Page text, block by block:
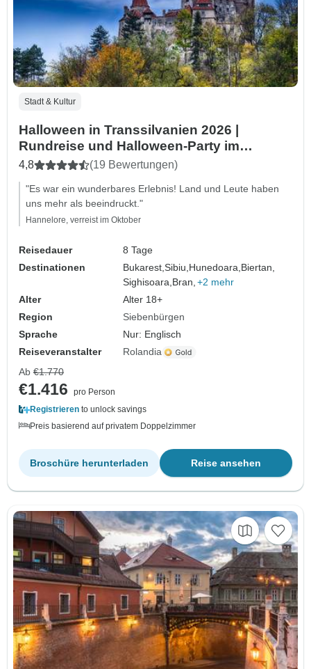
Stadt & Kultur
Halloween in Transsilvanien 2026 |
Rundreise und Halloween-Party im
Schloss Dracula 8 Tage
4,8 (19 Bewertungen)
"Es war ein wunderbares Erlebnis! Land und Leute haben
uns mehr als beeindruckt."
Hannelore, verreist im Oktober
Reisedauer
8 Tage
Destinationen
Bukarest,Sibiu,Hunedoara,Biertan,
Sighisoara,Bran, +2 mehr
Alter
Alter 18+
Region
Siebenbürgen
Sprache
Nur: Englisch
Reiseveranstalter
Rolandia
Ab €1.770
€1.416
pro Person
Registrieren to unlock savings
Preis basierend auf privatem Doppelzimmer
Reise ansehen
Broschüre herunterladen